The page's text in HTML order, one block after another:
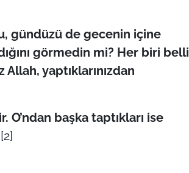
gündüzü de gecenin içine
görmedin mi? Her biri belli
yaptıklarınızdan
başka taptıkları ise
[2]